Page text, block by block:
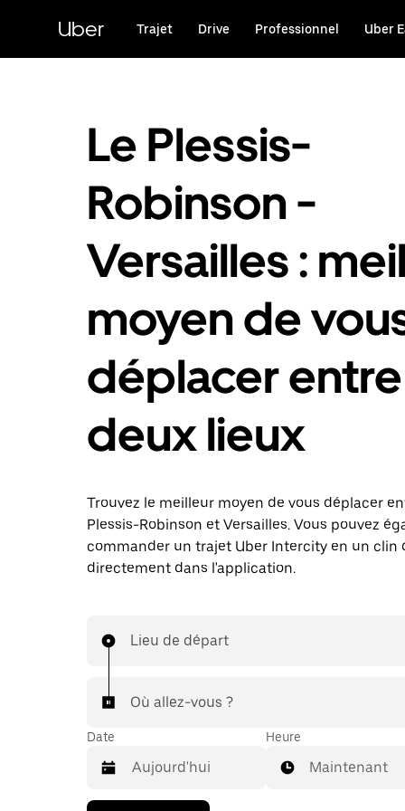
principal
Uber Trajet Drive Professionnel Uber
Le Plessis-
Robinson -
Versailles :
moyen de
déplacer
deux lieux
Trouvez le meilleur moyen de vous déplacer
Plessis-Robinson et Versailles. Vous pouvez
commander un trajet Uber Intercity en un clin
directement dans l'application.
Lieu de départ
Où allez-vous ?
Date Heure
Maintenant